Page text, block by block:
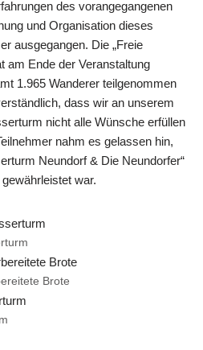
des vorangegangenen
und Organisation dieses
ausgegangen. Die „Freie
am Ende der Veranstaltung
1.965 Wanderer teilgenommen
dass wir an unserem
nicht alle Wünsche erfüllen
nahm es gelassen hin,
Neundorf & Die Neundorfer“
war.
Brote